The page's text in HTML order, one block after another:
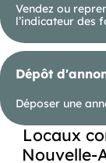
Vendez ou
l’indicateur des
Dépôt
Déposer une
Locaux
Nouvelle-